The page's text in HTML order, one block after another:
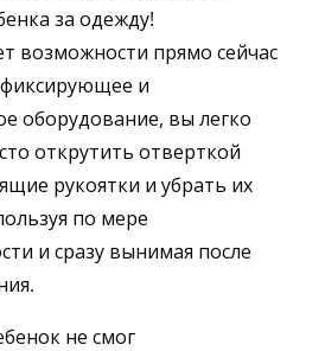
за одежду!
возможности прямо сейчас
и
оборудование, вы легко
открутить отверткой
рукоятки и убрать их
по мере
и сразу вынимая после
не смог